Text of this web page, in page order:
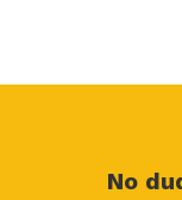
No